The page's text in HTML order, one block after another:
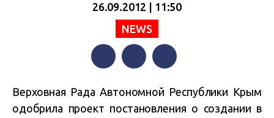
26.09.2012 | 11:50
NEWS
Верховная Рада Автономной Республики Крым
одобрила проект постановления о создании в